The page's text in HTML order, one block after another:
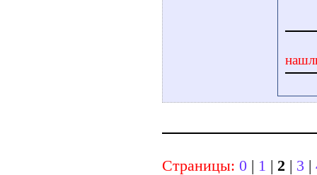
Страницы: 0 | 1 | 2 | 3 |